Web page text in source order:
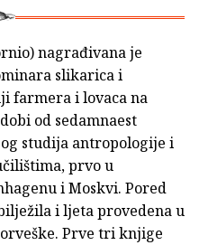
nagrađivana je
slikarica i
farmera i lovaca na
od sedamnaest
studija antropologije i
prvo u
i Moskvi. Pored
i ljeta provedena u
Prve tri knjige